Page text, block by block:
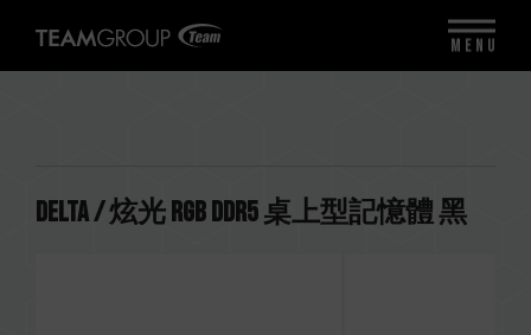
DELTA / 炫光 RGB DDR5 桌上型記憶體 黑
MENU